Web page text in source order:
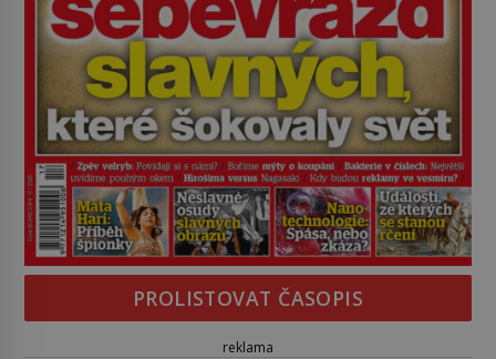
PROLISTOVAT ČASOPIS
reklama